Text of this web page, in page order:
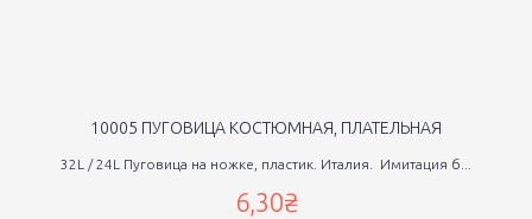
10005 ПУГОВИЦА КОСТЮМНАЯ, ПЛАТЕЛЬНАЯ
32L / 24L Пуговица на ножке, пластик. Италия. Имитация б...
6,30₴